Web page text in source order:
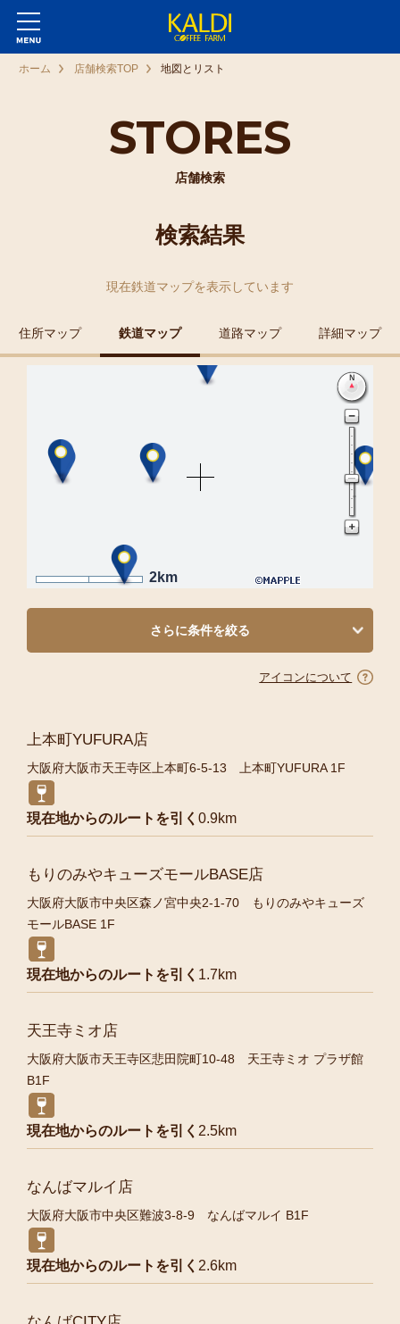
STORES
店舗検索
ホーム 店舗検索TOP 地図とリスト
検索結果
現在鉄道マップを表示しています
住所マップ 鉄道マップ 道路マップ 詳細マップ
2km
さらに条件を絞る
アイコンについて
上本町YUFURA店
大阪府大阪市天王寺区上本町6-5-13 上本町YUFURA 1F
現在地からのルートを引く 0.9km
もりのみやキューズモールBASE店
大阪府大阪市中央区森ノ宮中央2-1-70 もりのみやキューズ
モールBASE 1F
現在地からのルートを引く 1.7km
天王寺ミオ店
大阪府大阪市天王寺区悲田院町10-48 天王寺ミオ プラザ館
B1F
現在地からのルートを引く 2.5km
なんばマルイ店
大阪府大阪市中央区難波3-8-9 なんばマルイ B1F
現在地からのルートを引く 2.6km